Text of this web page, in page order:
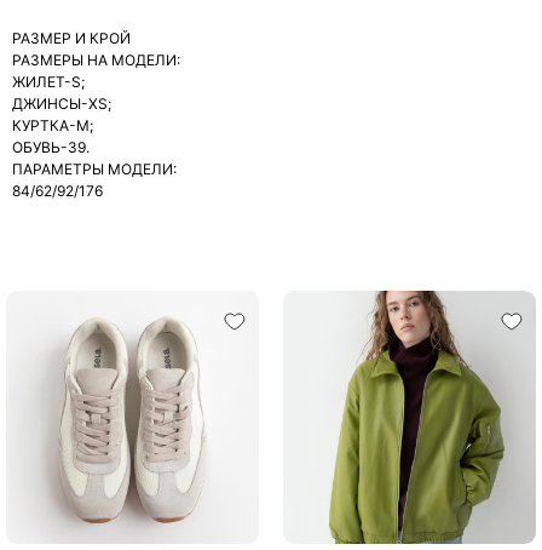
РАЗМЕР И КРОЙ
РАЗМЕРЫ НА МОДЕЛИ:
ЖИЛЕТ-S;
ДЖИНСЫ-XS;
КУРТКА-М;
ОБУВЬ-39.
ПАРАМЕТРЫ МОДЕЛИ:
84/62/92/176